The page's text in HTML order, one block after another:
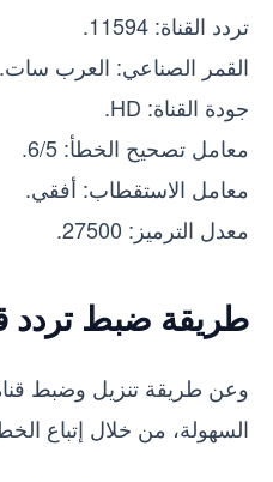
تردد القناة: 11594.
القمر الصناعي: العرب سات.
جودة القناة: HD.
معامل تصحيح الخطأ: 6/5.
معامل الاستقطاب: أفقي.
معدل الترميز: 27500.
طريقة ضبط تردد
وعن طريقة تنزيل وضبط
السهولة، من خلال إتباع